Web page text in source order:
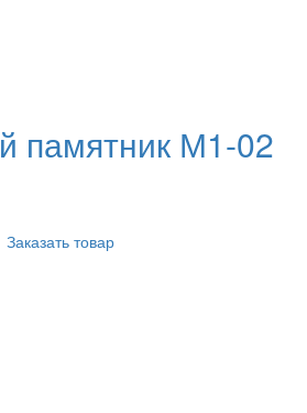
памятник М1-02
Заказать товар